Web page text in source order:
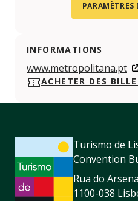
PARAMÈTRES
INFORMATIONS
www.metropolitana.pt
ACHETER DES
Turismo de
Convention
Rua do
1100-038